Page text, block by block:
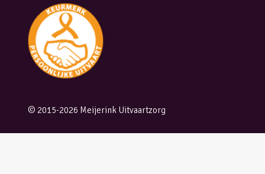
© 2015-2026 Meijerink Uitvaartzorg